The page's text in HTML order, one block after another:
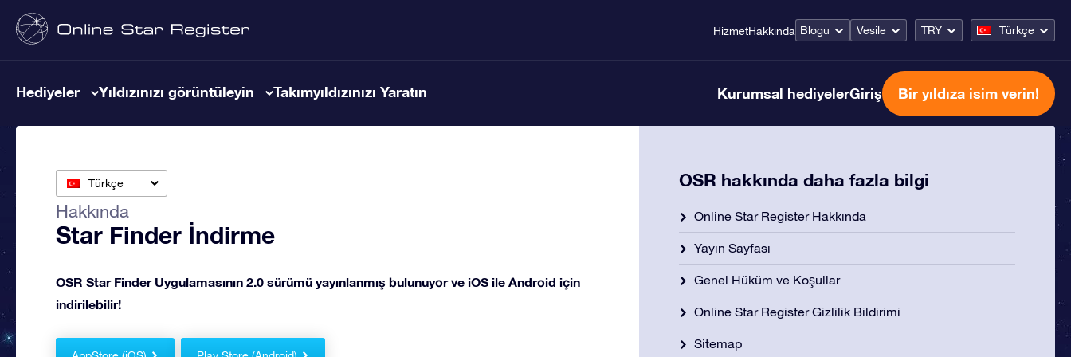
HizmetHakkında Blogu Vesile TRY Türkçe
Hediyeler Yıldızınızı görüntüleyin Takımyıldızınızı Yaratın Kurumsal hediyelerGiriş Bir yıldıza isim verin!
Türkçe
Hakkında
Star Finder İndirme
OSR Star Finder Uygulamasının 2.0 sürümü yayınlanmış bulunuyor ve iOS ile Android için
indirilebilir!
OSR hakkında daha fazla bilgi
Online Star Register Hakkında
Yayın Sayfası
Genel Hüküm ve Koşullar
Online Star Register Gizlilik Bildirimi
Sitemap